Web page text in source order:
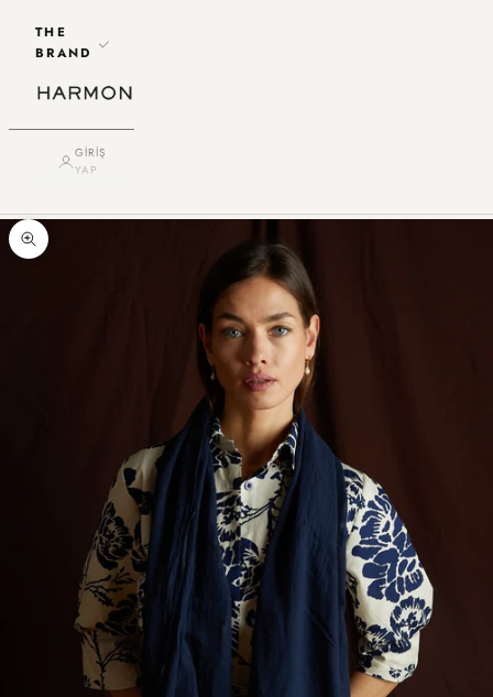
THE
BRAND
GIRIŞ
YAP
Yakınlaştır